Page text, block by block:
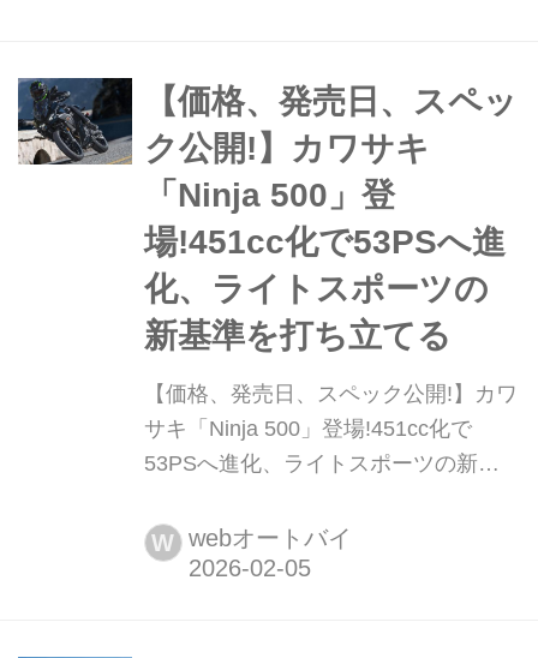
で、扱いやすさと力強さ、そしてZシ
リーズ伝統の“Sugomi”デザインを高次
元で融合させた1台である。メ...
【価格、発売日、スペッ
ク公開!】カワサキ
「Ninja 500」登
場!451cc化で53PSへ進
化、ライトスポーツの
新基準を打ち立てる
【価格、発売日、スペック公開!】カワ
サキ「Ninja 500」登場!451cc化で
53PSへ進化、ライトスポーツの新基
ーツクラスの新たな主役として、2026
年モデルの新型「Ninja 500」を発表し
W webオートバイ